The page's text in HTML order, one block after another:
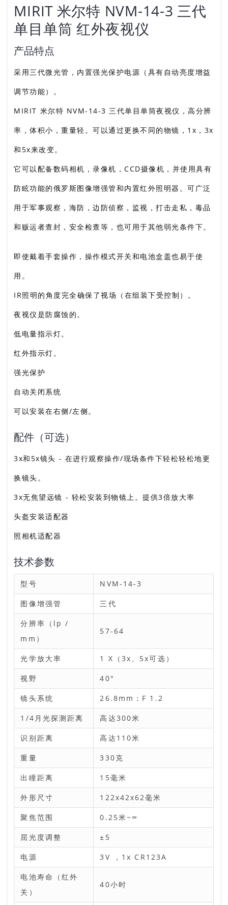
MIRIT 米尔特 NVM-14-3 三代
单目单筒 红外夜视仪
产品特点
采用三代微光管，内置强光保护电源（具有自动亮度增益
调节功能）。
MIRIT 米尔特 NVM-14-3 三代单目单筒夜视仪，高分辨
率，体积小，重量轻。可以通过更换不同的物镜，1x，3x
和5x来改变。
它可以配备数码相机，录像机，CCD摄像机，并使用具有
防眩功能的俄罗斯图像增强管和内置红外照明器。可广泛
用于军事观察，海防，边防侦察，监视，打击走私，毒品
和贩运者查封，安全检查等，也可用于其他弱光条件下。
即使戴着手套操作，操作模式开关和电池盒盖也易于使
用。
IR照明的角度完全确保了视场（在组装下受控制）。
夜视仪是防腐蚀的。
低电量指示灯。
红外指示灯。
强光保护
自动关闭系统
可以安装在右侧/左侧。
配件（可选）
3х和5x镜头 - 在进行观察操作/现场条件下轻松轻松地更
换镜头。
3х无焦望远镜 - 轻松安装到物镜上。提供3倍放大率
头盔安装适配器
照相机适配器
技术参数
型号 NVM-14-3
图像增强管 三代
分辨率（lp /
mm）
57-64
光学放大率 1 X（3x、5x可选）
视野 40°
镜头系统 26.8mm：F 1.2
1/4月光探测距离 高达300米
识别距离 高达110米
重量 330克
出瞳距离 15毫米
外形尺寸 122x42x62毫米
聚焦范围 0.25米~∞
屈光度调整 ±5
电源 3V ，1x CR123A
电池寿命（红外
关）
40小时